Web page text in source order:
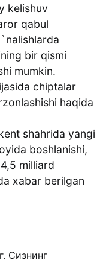
kelishuv
qabul
bir qismi
mumkin.
chiptalar
haqida
shahrida yangi
boshlanishi,
milliard
xabar berilgan
Сизнинг